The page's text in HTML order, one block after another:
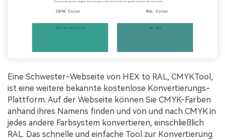
Eine Schwester-Webseite von HEX to RAL, CMYKTool,
ist eine weitere bekannte kostenlose Konvertierungs-
Plattform. Auf der Webseite können Sie CMYK-Farben
anhand ihres Namens finden und von und nach CMYK in
jedes andere Farbsystem konvertieren, einschließlich
RAL. Das schnelle und einfache Tool zur Konvertierung